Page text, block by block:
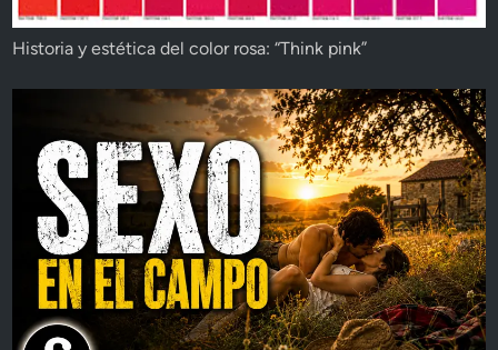
Historia y estética del color rosa: “Think pink”